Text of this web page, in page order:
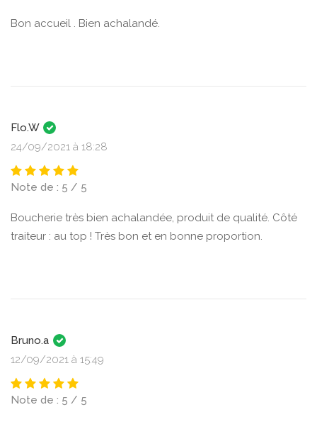
Bon accueil . Bien achalandé.
Flo.W
24/09/2021 à 18:28
Note de : 5 / 5
Boucherie très bien achalandée, produit de qualité. Côté
traiteur : au top ! Très bon et en bonne proportion.
Bruno.a
12/09/2021 à 15:49
Note de : 5 / 5